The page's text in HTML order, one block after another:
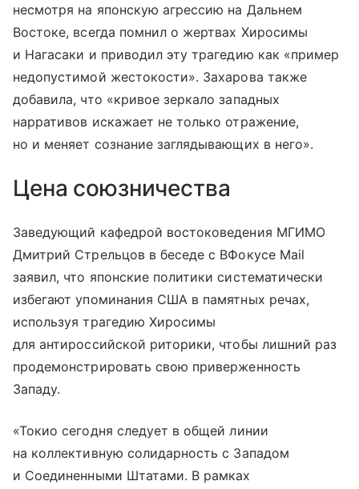
несмотря на японскую агрессию на Дальнем
Востоке, всегда помнил о жертвах Хиросимы
и Нагасаки и приводил эту трагедию как «пример
недопустимой жестокости». Захарова также
добавила, что «кривое зеркало западных
нарративов искажает не только отражение,
но и меняет сознание заглядывающих в него».
Цена союзничества
Заведующий кафедрой востоковедения МГИМО
Дмитрий Стрельцов в беседе с ВФокусе Mail
заявил, что японские политики систематически
избегают упоминания США в памятных речах,
используя трагедию Хиросимы
для антироссийской риторики, чтобы лишний раз
продемонстрировать свою приверженность
Западу.
«Токио сегодня следует в общей линии
на коллективную солидарность с Западом
и Соединенными Штатами. В рамках